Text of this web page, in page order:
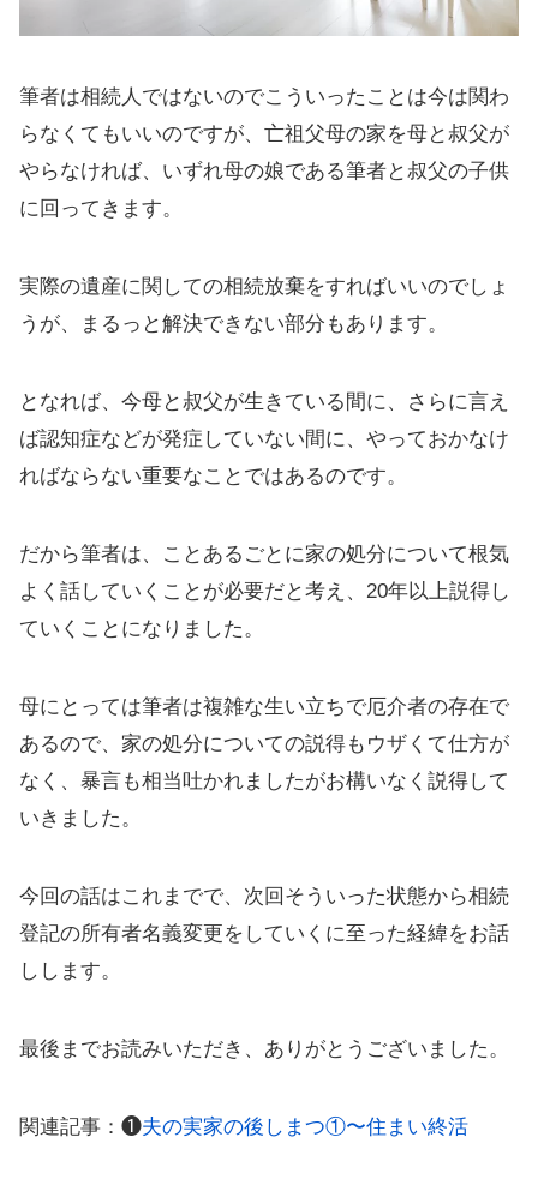
筆者は相続人ではないのでこういったことは今は関わ
らなくてもいいのですが、亡祖父母の家を母と叔父が
やらなければ、いずれ母の娘である筆者と叔父の子供
に回ってきます。
実際の遺産に関しての相続放棄をすればいいのでしょ
うが、まるっと解決できない部分もあります。
となれば、今母と叔父が生きている間に、さらに言え
ば認知症などが発症していない間に、やっておかなけ
ればならない重要なことではあるのです。
だから筆者は、ことあるごとに家の処分について根気
よく話していくことが必要だと考え、20年以上説得し
ていくことになりました。
母にとっては筆者は複雑な生い立ちで厄介者の存在で
あるので、家の処分についての説得もウザくて仕方が
なく、暴言も相当吐かれましたがお構いなく説得して
いきました。
今回の話はこれまでで、次回そういった状態から相続
登記の所有者名義変更をしていくに至った経緯をお話
しします。
最後までお読みいただき、ありがとうございました。
関連記事：❶夫の実家の後しまつ①〜住まい終活